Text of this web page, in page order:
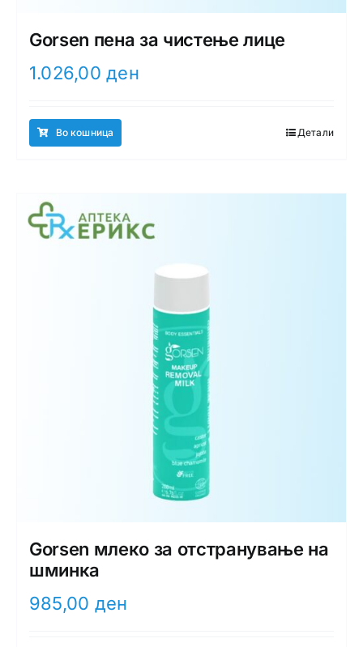
Gorsen пена за чистење лице
1.026,00ден
Во кошница Детали
Gorsen млеко за отстранување на
шминка
985,00 ден